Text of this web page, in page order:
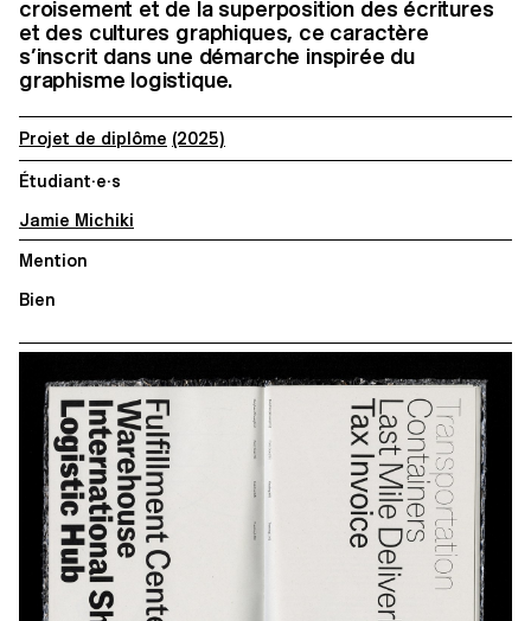
croisement et de la superposition des écritures
et des cultures graphiques, ce caractère
s’inscrit dans une démarche inspirée du
graphisme logistique.
Projet de diplôme (2025)
Étudiant·e·s
Jamie Michiki
Mention
Bien